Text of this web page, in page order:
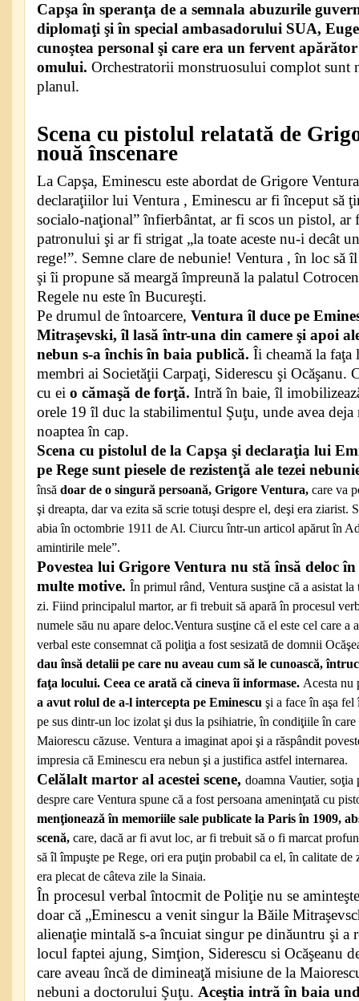
Capşa în speranţa de a semnala abuzurile
diplomaţi şi în special ambasadorului SUA,
cunoştea personal şi care era un fervent
omului. Orchestratorii monstruosului complot sunt
planul.
Scena cu pistolul relatată de
nouă înscenare
La Capşa, Eminescu este abordat de Grigore
declaraţiilor lui Ventura , Eminescu ar fi început să
socialo-naţional” înfierbântat, ar fi scos un pistol, ar
patronului şi ar fi strigat „la toate aceste nu-i decât
rege!”. Semne clare de nebunie! Ventura , în loc să
şi îi propune să meargă împreună la palatul
Regele nu este în Bucureşti.
Pe drumul de întoarcere, Ventura îl duce pe
Mitraşevski, îl lasă într-una din camere şi apoi
nebun s-a închis în baia publică. Îi cheamă la
membri ai Societăţii Carpaţi, Siderescu şi Ocăşanu.
cu ei o cămaşă de forţă. Intră în baie, îl
orele 19 îl duc la stabilimentul Şuţu, unde avea deja
noaptea în cap.
Scena cu pistolul de la Capşa şi declaraţia lui
pe Rege sunt piesele de rezistenţă ale tezei
însă doar de o singură persoană, Grigore Ventura, care va
şi dreapta, dar va ezita să scrie totuşi despre el, deşi era ziarist.
abia în octombrie 1911 de Al. Ciurcu într-un articol apărut în
amintirile mele”.
Povestea lui Grigore Ventura nu stă însă deloc
multe motive. În primul rând, Ventura susţine că a asistat la
zi. Fiind principalul martor, ar fi trebuit să apară în procesul
numele său nu apare deloc.Ventura susţine că el este cel care
verbal este consemnat că poliţia a fost sesizată de domnii
dau însă detalii pe care nu aveau cum să le cunoască,
faţa locului. Ceea ce arată că cineva îi informase. Acesta nu
a avut rolul de a-l intercepta pe Eminescu şi a face în aşa fel
pe sus dintr-un loc izolat şi dus la psihiatrie, în condiţiile în
Maiorescu căzuse. Ventura a imaginat apoi şi a răspândit
impresia că Eminescu era nebun şi a justifica astfel internarea.
Celălalt martor al acestei scene, doamna Vautier, soţia
despre care Ventura spune că a fost persoana ameninţată cu
menţionează în memoriile sale publicate la Paris în 1909,
scenă, care, dacă ar fi avut loc, ar fi trebuit să o fi marcat
să îl împuşte pe Rege, ori era puţin probabil ca el, în calitate de
era plecat de câteva zile la Sinaia.
În procesul verbal întocmit de Poliţie nu se
doar că „Eminescu a venit singur la Băile
alienaţie mintală s-a încuiat singur pe dinăuntru şi a
locul faptei ajung, Simţion, Siderescu si Ocăşeanu
care aveau încă de dimineaţă misiune de la
nebuni a doctorului Şuţu. Aceştia intră în baia